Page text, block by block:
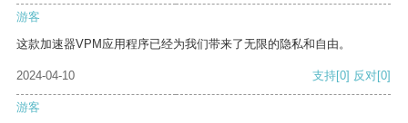
游客
这款加速器VPM应用程序已经为我们带来了无限的隐私和自由。
2024-04-10 支持[0] 反对[0]
游客